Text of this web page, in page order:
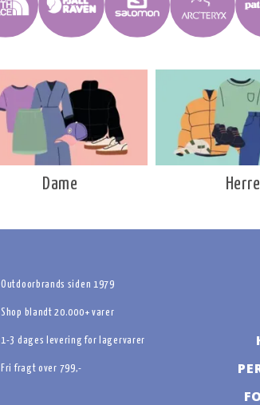
Dame Herre
Outdoorbrands siden 1979
Shop blandt 20.000+ varer
1-3 dages levering for lagervarer
Fri fragt over 799,-